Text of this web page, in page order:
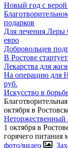
Новый год с
подарков
Для лечения Леры
евро
Добровольцев
В Ростове
Лекарства для
На операцию для
руб.
Искусство в
октября в
Неторжественный
1 октября в
горячего
фото/видео